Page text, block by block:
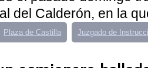
del Calderón, en la
Plaza de Castilla Juzgado de